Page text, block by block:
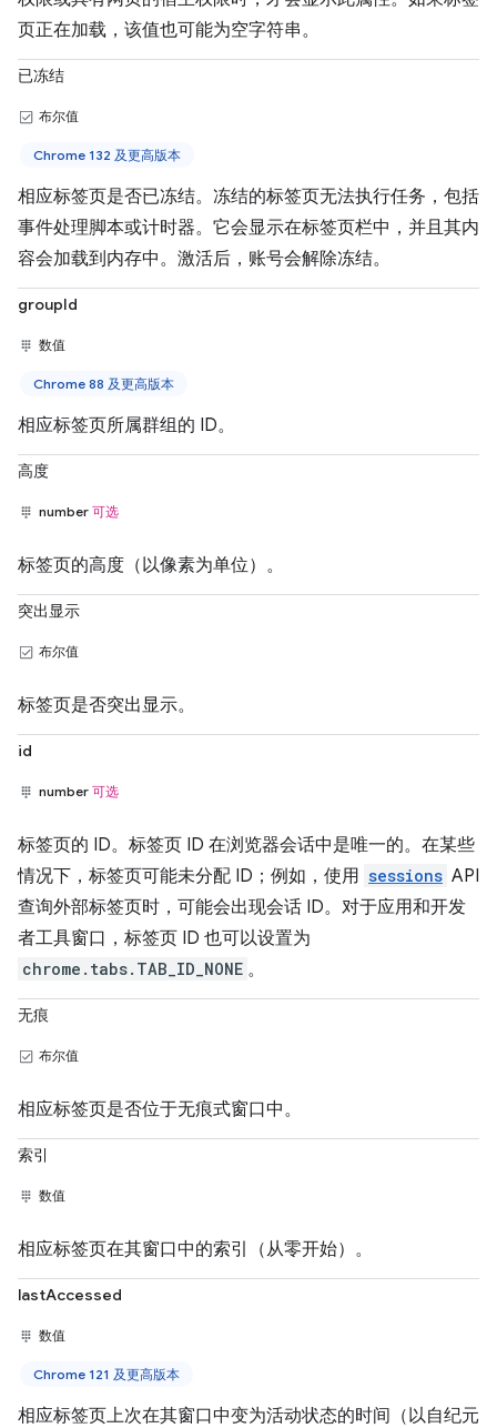
页正在加载，该值也可能为空字符串。
已冻结
布尔值
Chrome 132 及更高版本
相应标签页是否已冻结。冻结的标签页无法执行任务，包括
事件处理脚本或计时器。它会显示在标签页栏中，并且其内
容会加载到内存中。激活后，账号会解除冻结。
groupId
数值
Chrome 88 及更高版本
相应标签页所属群组的 ID。
高度
number 可选
标签页的高度（以像素为单位）。
突出显示
布尔值
标签页是否突出显示。
id
number 可选
标签页的 ID。标签页 ID 在浏览器会话中是唯一的。在某些
情况下，标签页可能未分配 ID；例如，使用 sessions API
查询外部标签页时，可能会出现会话 ID。对于应用和开发
者工具窗口，标签页 ID 也可以设置为
chrome.tabs.TAB_ID_NONE 。
无痕
布尔值
相应标签页是否位于无痕式窗口中。
索引
数值
相应标签页在其窗口中的索引（从零开始）。
lastAccessed
数值
Chrome 121 及更高版本
相应标签页上次在其窗口中变为活动状态的时间（以自纪元